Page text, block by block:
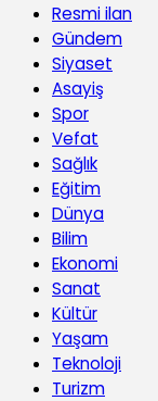
Resmi ilan
Gündem
Siyaset
Asayiş
Spor
Vefat
Sağlık
Eğitim
Dünya
Bilim
Ekonomi
Sanat
Kültür
Yaşam
Teknoloji
Turizm